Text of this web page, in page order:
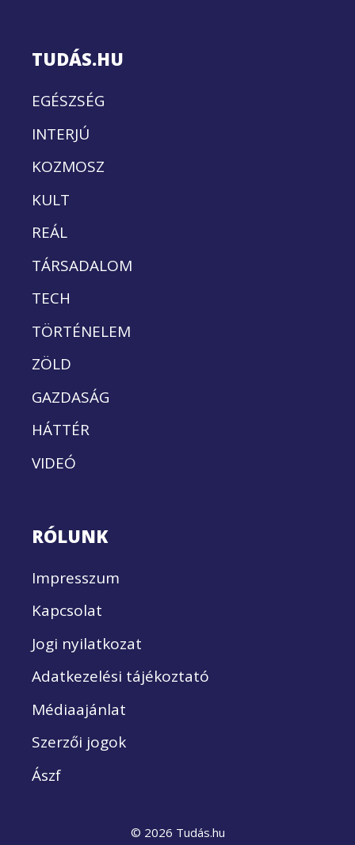
TUDÁS.HU
EGÉSZSÉG
INTERJÚ
KOZMOSZ
KULT
REÁL
TÁRSADALOM
TECH
TÖRTÉNELEM
ZÖLD
GAZDASÁG
HÁTTÉR
VIDEÓ
RÓLUNK
Impresszum
Kapcsolat
Jogi nyilatkozat
Adatkezelési tájékoztató
Médiaajánlat
Szerzői jogok
Ászf
© 2026 Tudás.hu